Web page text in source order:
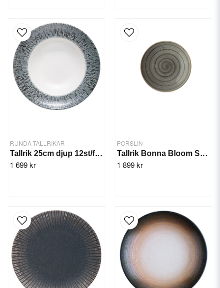
RUNDA TALLRIKAR
Tallrik 25cm djup 12st/frp. Stellar Miro
1 699 kr
PORSLIN
Tallrik Bonna Bloom Space 28cm/6st
1 899 kr